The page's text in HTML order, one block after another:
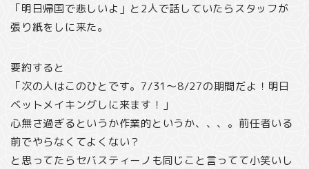
「明日帰国で悲しいよ」と2人で話していたらスタッフが
張り紙をしに来た。
要約すると
「次の人はこのひとです。7/31〜8/27の期間だよ！明日
ベットメイキングしに来ます！」
心無さ過ぎるというか作業的というか、、、。前任者いる
前でやらなくてよくない？
と思ってたらセバスティーノも同じこと言ってて小笑いし